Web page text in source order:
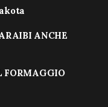
ANCHE
FORMAGGIO